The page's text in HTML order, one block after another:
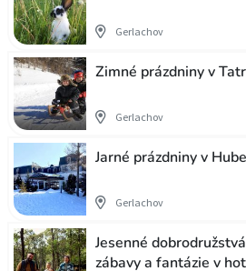
Gerlachov
Zimné prázdniny v
Gerlachov
Jarné prázdniny v
Gerlachov
Jesenné
zábavy a fantázie v